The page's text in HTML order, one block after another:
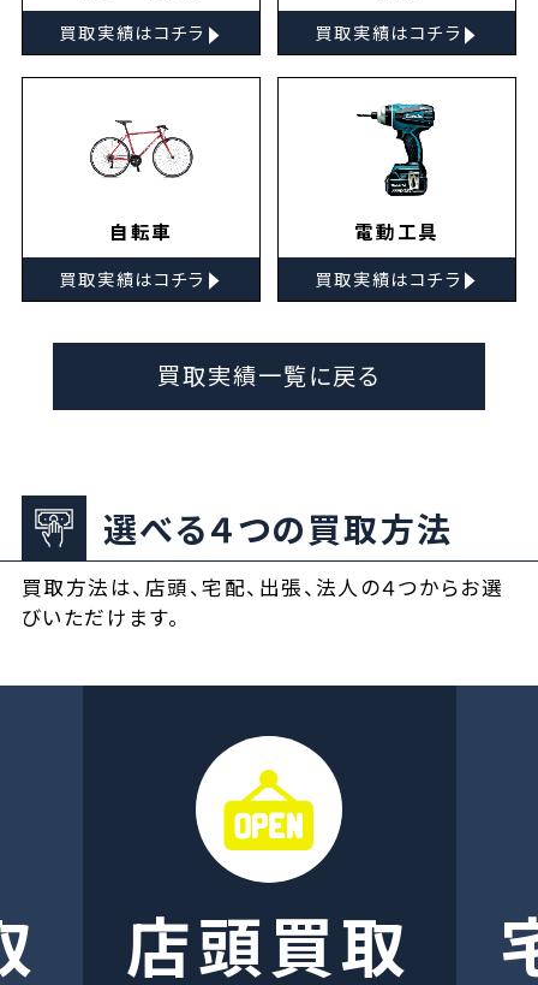
買取実績はコチラ ▸ 買取実績はコチラ ▸
自転車
買取実績はコチラ ▸
電動工具
買取実績はコチラ ▸
買取実績一覧に戻る
選べる４つの買取方法
買取方法は、店頭、宅配、出張、法人の４つからお選
びいただけます。
店頭買取